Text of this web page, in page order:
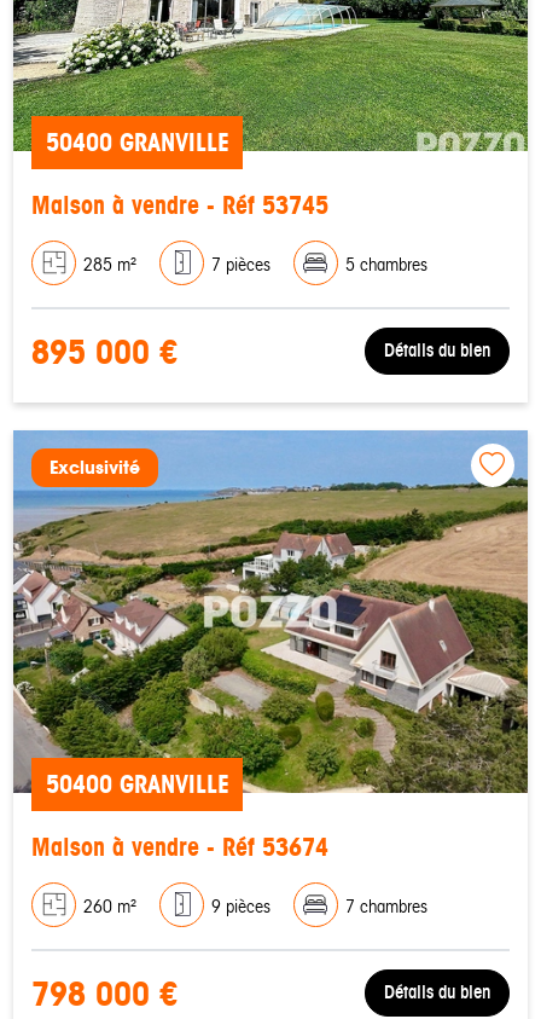
50400 GRANVILLE
Maison à vendre - Réf 53745
285 m² 7 pièces 5 chambres
895 000 € Détails du bien
Exclusivité
50400 GRANVILLE
Maison à vendre - Réf 53674
260 m² 9 pièces 7 chambres
798 000 € Détails du bien